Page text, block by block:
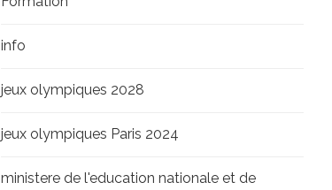
info
jeux olympiques 2028
jeux olympiques Paris 2024
ministere de l'education nationale et de